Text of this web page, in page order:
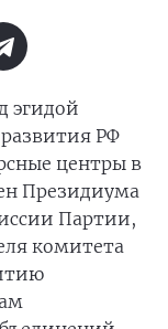
эгидой
РФ
центры в
Президиума
Партии,
комитета